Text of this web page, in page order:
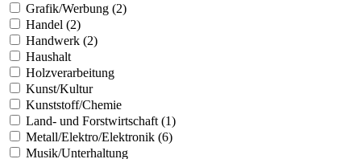
Grafik/Werbung (2)
Handel (2)
Handwerk (2)
Haushalt
Holzverarbeitung
Kunst/Kultur
Kunststoff/Chemie
Land- und Forstwirtschaft (1)
Metall/Elektro/Elektronik (6)
Musik/Unterhaltung